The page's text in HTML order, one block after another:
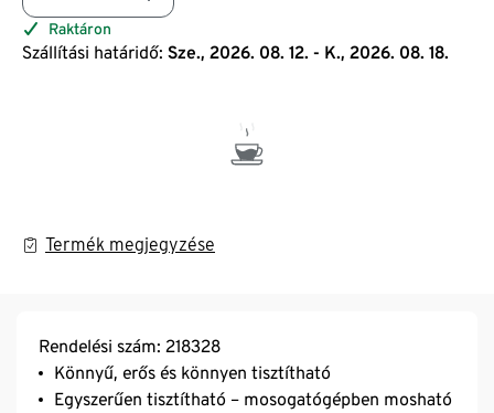
Raktáron
Szállítási határidő: Sze., 2026. 08. 12. - K., 2026. 08. 18.
Termék megjegyzése
Rendelési szám: 218328
Könnyű, erős és könnyen tisztítható
Egyszerűen tisztítható – mosogatógépben mosható